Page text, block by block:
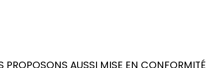
PROPOSONS AUSSI MISE EN CONFORMITÉ